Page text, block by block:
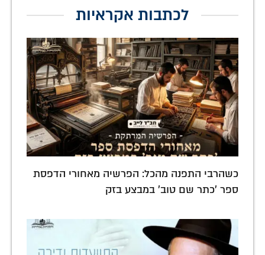
לכתבות אקראיות
כשהרבי התפנה מהכל: הפרשיה מאחורי הדפסת
ספר 'כתר שם טוב' במבצע בזק